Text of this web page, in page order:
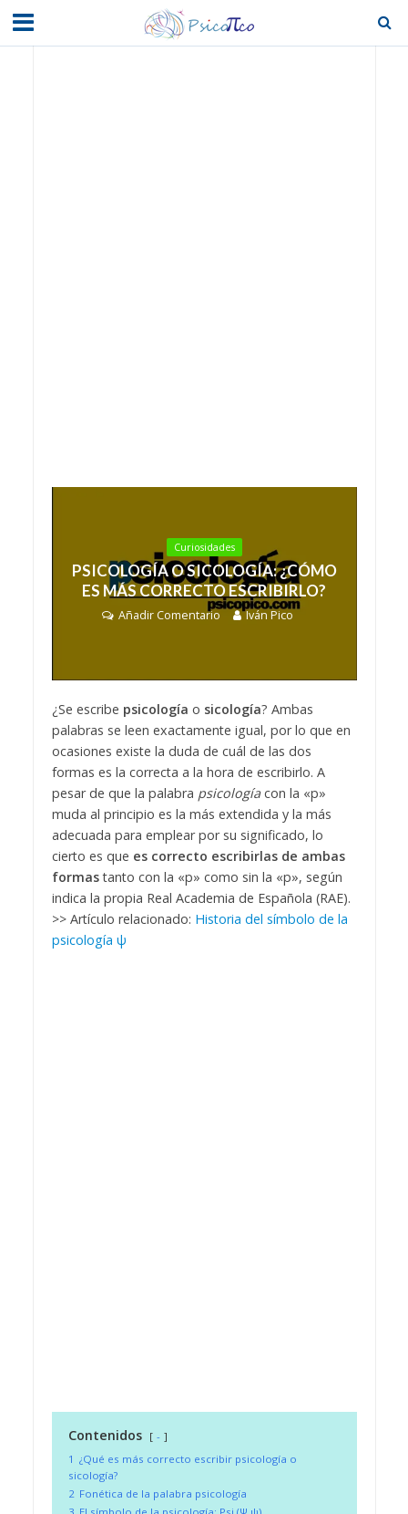
Curiosidades
PSICOLOGÍA O SICOLOGÍA: ¿CÓMO
ES MÁS CORRECTO ESCRIBIRLO?
Añadir Comentario Iván Pico
¿Se escribe psicología o sicología? Ambas
palabras se leen exactamente igual, por lo que en
ocasiones existe la duda de cuál de las dos
formas es la correcta a la hora de escribirlo. A
pesar de que la palabra psicologíacon la «p»
muda al principio es la más extendida y la más
adecuada para emplear por su significado, lo
cierto es que es correcto escribirlas de ambas
formastanto con la «p» como sin la «p», según
indica la propia Real Academia de Española (RAE).
>> Artículo relacionado: Historia del símbolo de la
psicología ψ
Contenidos
-
1 ¿Qué es más correcto escribir psicología o
sicología?
2 Fonética de la palabra psicología